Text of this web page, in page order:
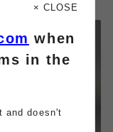
× CLOSE
when
in the
and doesn't